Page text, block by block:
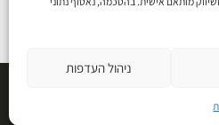
ניהול העדפות